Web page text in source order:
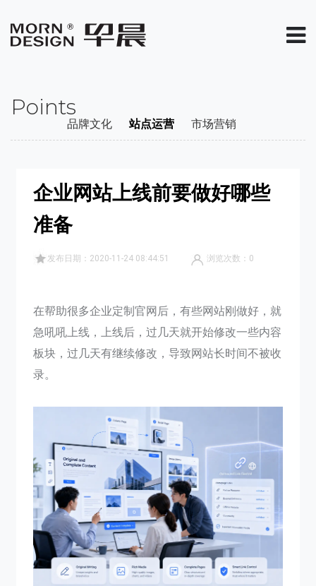
Points
品牌文化 站点运营 市场营销
企业网站上线前要做好哪些
准备
发布日期：2020-11-24 08:44:51 浏览次数： 0
在帮助很多企业定制官网后，有些网站刚做好，就
急吼吼上线，上线后，过几天就开始修改一些内容
板块，过几天有继续修改，导致网站长时间不被收
录。